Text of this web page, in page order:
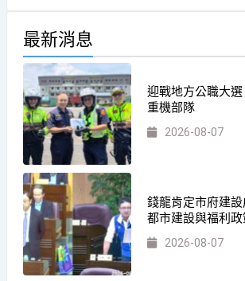
最新消息
迎戰地方公職大
重機部隊
2026-08-07
錢龍肯定市府建
都市建設與福利
2026-08-07